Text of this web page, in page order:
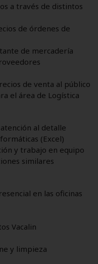
a través de distintos
de órdenes de
de mercadería
de venta al público
el área de Logística
al detalle
(Excel)
y trabajo en equipo
similares
en las oficinas
Vacalin
y limpieza